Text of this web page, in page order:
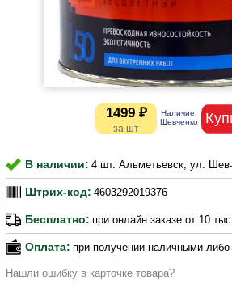
1499 ₽
В наличии: 4 шт. Альметьевск, ул.
Штрих-код: 4603292019376
Бесплатно: при онлайн заказе от 10
Оплата: при получении наличными либо
Нашли ошибку в карточке товара?